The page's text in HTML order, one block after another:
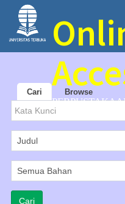
Cari Browse